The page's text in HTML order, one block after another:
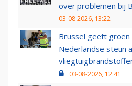
over problemen bij
03-08-2026, 13:22
Brussel geeft groen
Nederlandse steun
03-08-2026, 12:41